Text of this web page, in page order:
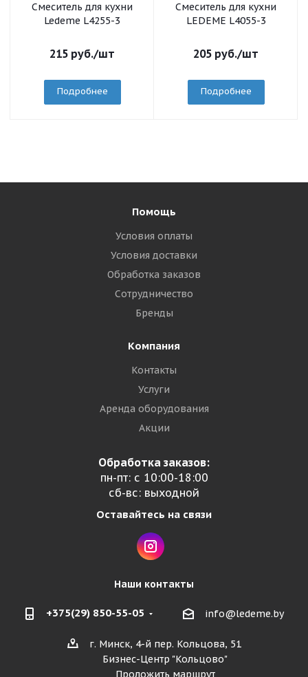
Смеситель для кухни
Ledeme L4255-3
215 руб./шт
Подробнее
Смеситель для кухни
LEDEME L4055-3
205 руб./шт
Подробнее
Помощь
Условия оплаты
Условия доставки
Обработка заказов
Сотрудничество
Бренды
Компания
Контакты
Услуги
Аренда оборудования
Акции
Обработка заказов:
пн-пт: с 10:00-18:00
сб-вс: выходной
Оставайтесь на связи
Наши контакты
+375(29) 850-55-05 info@ledeme.by
г. Минск, 4-й пер. Кольцова, 51
Бизнес-Центр "Кольцово"
Проложить маршрут